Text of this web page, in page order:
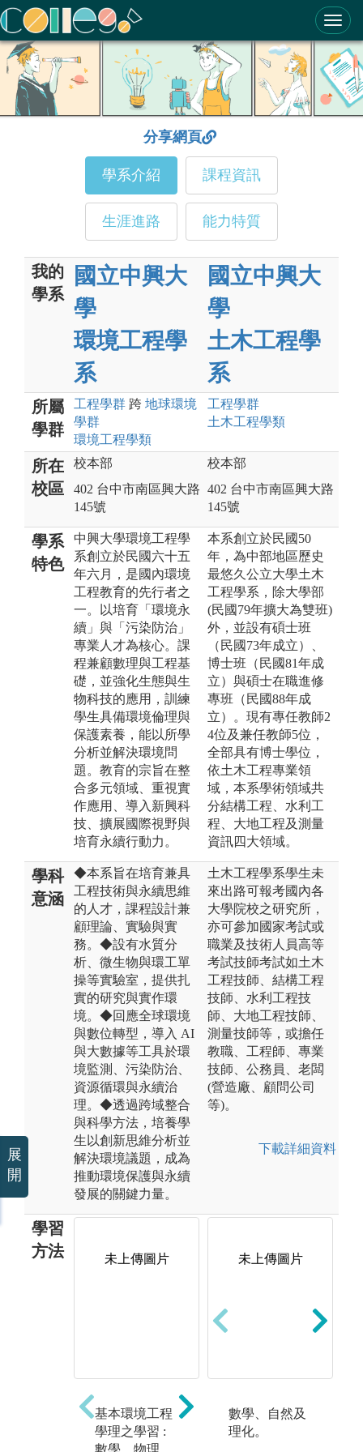
ColleGo! 大學選才與高中育才輔助系統
分享網頁
學系介紹 課程資訊
生涯進路 能力特質
我的
學系
國立中興大
學
環境工程學
系
國立中興大
學
土木工程學
系
所屬
學群
工程學群 跨 地球環境
學群
環境工程學類
工程學群
土木工程學類
所在
校區
校本部
402 台中市南區興大路
145號
校本部
402 台中市南區興大路
145號
學系
特色
中興大學環境工程學
系創立於民國六十五
年六月，是國內環境
工程教育的先行者之
一。以培育「環境永
續」與「污染防治」
專業人才為核心。課
程兼顧數理與工程基
礎，並強化生態與生
物科技的應用，訓練
學生具備環境倫理與
保護素養，能以所學
分析並解決環境問
題。教育的宗旨在整
合多元領域、重視實
作應用、導入新興科
技、擴展國際視野與
培育永續行動力。
本系創立於民國50
年，為中部地區歷史
最悠久公立大學土木
工程學系，除大學部
(民國79年擴大為雙班)
外，並設有碩士班
（民國73年成立）、
博士班（民國81年成
立）與碩士在職進修
專班（民國88年成
立）。現有專任教師2
4位及兼任教師5位，
全部具有博士學位，
依土木工程專業領
域，本系學術領域共
分結構工程、水利工
程、大地工程及測量
資訊四大領域。
學科
意涵
◆本系旨在培育兼具
工程技術與永續思維
的人才，課程設計兼
顧理論、實驗與實
務。◆設有水質分
析、微生物與環工單
操等實驗室，提供扎
實的研究與實作環
境。◆回應全球環境
與數位轉型，導入 AI
與大數據等工具於環
境監測、污染防治、
資源循環與永續治
理。◆透過跨域整合
與科學方法，培養學
生以創新思維分析並
解決環境議題，成為
推動環境保護與永續
發展的關鍵力量。
土木工程學系學生未
來出路可報考國內各
大學院校之研究所，
亦可參加國家考試或
職業及技術人員高等
考試技師考試如土木
工程技師、結構工程
技師、水利工程技
師、大地工程技師、
測量技師等，或擔任
教職、工程師、專業
技師、公務員、老闆
(營造廠、顧問公司
等)。
下載詳細資料
學習
方法
未上傳圖片
基本環境工程
學理之學習 :
未上傳圖片
動手實作能力
之訓練加強與
未上傳圖片
數學、自然及
理化。
展
開